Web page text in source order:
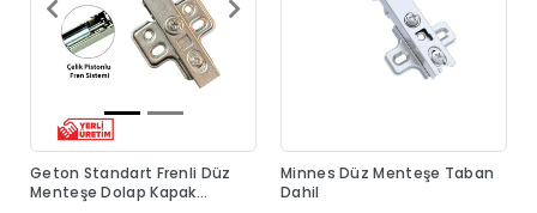
Geton Standart Frenli Düz
Menteşe Dolap Kapak
Minnes Düz Menteşe Taban
Dahil